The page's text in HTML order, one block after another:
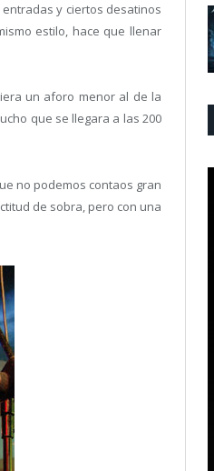
y ciertos desatinos
estilo, hace que llenar
un aforo menor al de la
que se llegara a las 200
no podemos contaos gran
de sobra, pero con una